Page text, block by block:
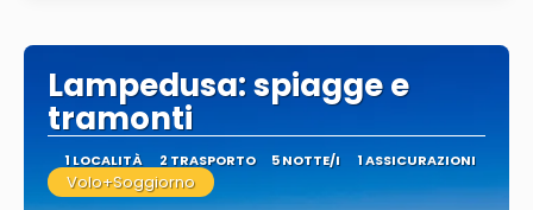
Lampedusa: spiagge e
tramonti
1 LOCALITÀ 2 TRASPORTO 5 NOTTE/I 1 ASSICURAZIONI
Volo+Soggiorno